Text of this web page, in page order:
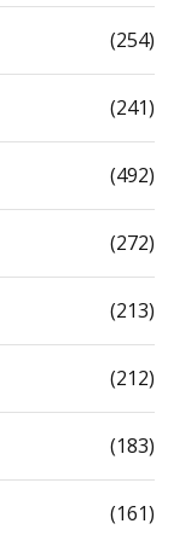
(254)
(241)
(492)
(272)
(213)
(212)
(183)
(161)